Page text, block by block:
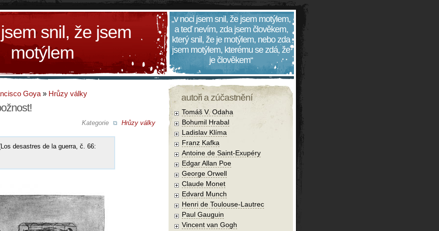
snil, že jsem
motýlem
„v noci jsem snil, že jsem motýlem,
a teď nevím, zda jsem člověkem,
který snil, že je motýlem, nebo zda
jsem motýlem, kterému se zdá, že
je člověkem“
Goya » Hrůzy války
Kategorie Hrůzy války
desastres de la guerra, č. 66:
autoři a zúčastnění
Tomáš V. Odaha
Bohumil Hrabal
Ladislav Klíma
Franz Kafka
Antoine de Saint-Exupéry
Edgar Allan Poe
George Orwell
Claude Monet
Edvard Munch
Henri de Toulouse-Lautrec
Paul Gauguin
Vincent van Gogh